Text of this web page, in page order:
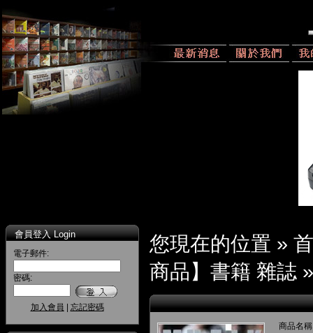
會員登入 Login
電子郵件:
密碼:
加入會員 忘記密碼
您現在的位置 »
商品】書籍 雜誌
商品名